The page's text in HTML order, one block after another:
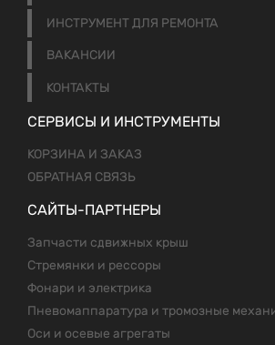
ИНСТРУМЕНТ ДЛЯ РЕМОНТА
ВАКАНСИИ
КОНТАКТЫ
СЕРВИСЫ И ИНСТРУМЕНТЫ
КОРЗИНА И ЗАКАЗ
ОБРАТНАЯ СВЯЗЬ
САЙТЫ-ПАРТНЕРЫ
Запчасти сдвижных крыш
Стремянки и рессоры
Фонари и электрика
Пневомаппаратура и тромозные
Оси и осевые агрегаты